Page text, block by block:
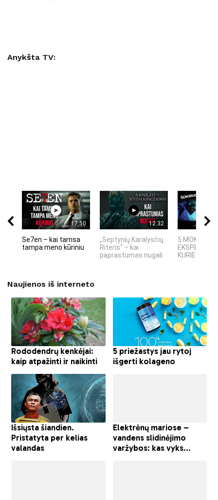
Anykšta TV:
17:50
Se7en – kai tamsa
tampa meno kūriniu
12:32
„Septynių Karalysčių
Riteris" – kai
paprastumas nugali
5 MOKSLINIAI
KURIE
Naujienos iš interneto